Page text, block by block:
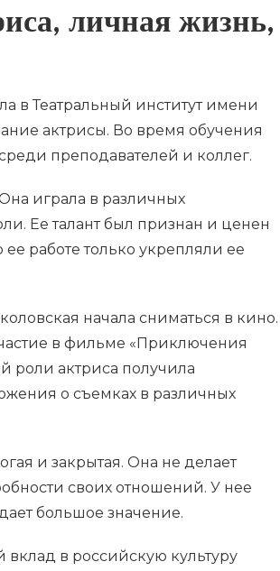
личная жизнь,
в Театральный институт имени
актрисы. Во время обучения
преподавателей и коллег.
играла в различных
Ее талант был признан и ценен
работе только укрепляли ее
начала сниматься в кино.
в фильме «Приключения
роли актриса получила
о съемках в различных
и закрытая. Она не делает
своих отношений. У нее
большое значение.
вклад в российскую культуру